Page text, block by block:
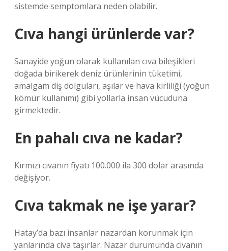
sistemde semptomlara neden olabilir.
Cıva hangi ürünlerde var?
Sanayide yoğun olarak kullanılan cıva bileşikleri
doğada birikerek deniz ürünlerinin tüketimi,
amalgam diş dolguları, aşılar ve hava kirliliği (yoğun
kömür kullanımı) gibi yollarla insan vücuduna
girmektedir.
En pahalı cıva ne kadar?
Kırmızı cıvanın fiyatı 100.000 ila 300 dolar arasında
değişiyor.
Cıva takmak ne işe yarar?
Hatay’da bazı insanlar nazardan korunmak için
yanlarında civa taşırlar. Nazar durumunda civanın